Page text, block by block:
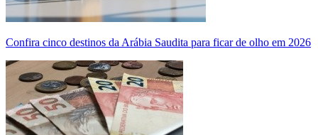
Confira cinco destinos da Arábia Saudita para ficar de olho em 2026